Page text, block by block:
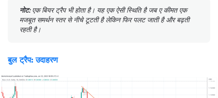
नोट:एक बियर ट्रैप भी होता है। यह एक ऐसी स्थिति है जब ए कीमत एक
मजबूत समर्थन स्तर से नीचे टूटती है लेकिन फिर पलट जाती है और बढ़ती
रहती है।
बुल ट्रैप: उदाहरण